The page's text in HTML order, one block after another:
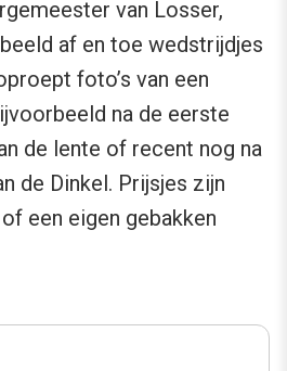
van Losser,
af en toe wedstrijdjes
foto’s van een
na de eerste
de lente of recent nog na
de Dinkel. Prijsjes zijn
een eigen gebakken